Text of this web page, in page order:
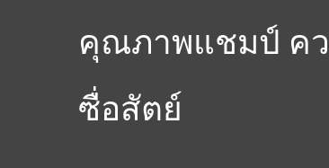
คุณภาพแชมป์ ค
ซื่อสัตย์